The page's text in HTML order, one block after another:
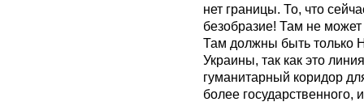
нет границы. То, что
безобразие! Там не
Там должны быть только
Украины, так как это
гуманитарный коридор
более государственного,